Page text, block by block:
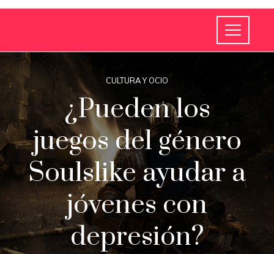
CULTURA Y OCIO
¿Pueden los
juegos del género
Soulslike ayudar a
jóvenes con
depresión?